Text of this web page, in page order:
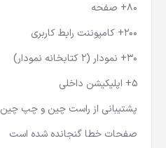
۸۰+ صفحه
۲۰۰+ کامپوننت رابط کاربری
۳۰+ نمودار (۲ کتابخانه نمودار)
۵+ اپلیکیشن داخلی
پشتیبانی از راست چین و چپ چین
صفحات خطا گنجانده شده است